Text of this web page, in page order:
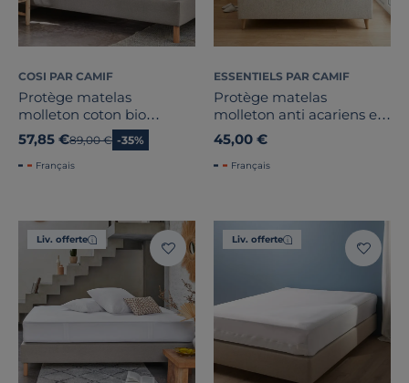
COSI PAR CAMIF
Protège matelas
molleton coton bio
matelas épais Coralie
57,85 €Ancien prix
89,00 € -35%
Français
ESSENTIELS PAR CAMIF
Protège matelas
molleton anti acariens et
bactérien Anais
45,00 €
Français
Liv. offerte Liv. offerte